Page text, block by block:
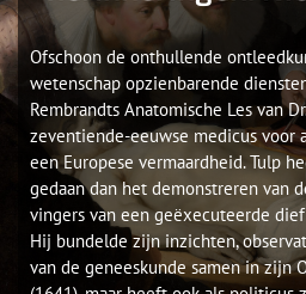
Ofschoon de onthullende
wetenschap opzienbarende
Rembrandts Anatomische Les van
zeventiende-eeuwse medicus voor
een Europese vermaardheid. Tulp
gedaan dan het demonstreren van
vingers van een geëxecuteerde
Hij bundelde zijn inzichten,
van de geneeskunde samen in zijn